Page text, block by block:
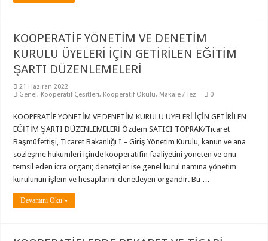
KOOPERATİF YÖNETİM VE DENETİM
KURULU ÜYELERİ İÇİN GETİRİLEN EĞİTİM
ŞARTI DÜZENLEMELERİ
21 Haziran 2022
Genel, Kooperatif Çeşitleri, Kooperatif Okulu, Makale / Tez 0
KOOPERATİF YÖNETİM VE DENETİM KURULU ÜYELERİ İÇİN GETİRİLEN
EĞİTİM ŞARTI DÜZENLEMELERİ Özdem SATICI TOPRAK/Ticaret
Başmüfettişi, Ticaret Bakanlığı I – Giriş Yönetim Kurulu, kanun ve ana
sözleşme hükümleri içinde kooperatifin faaliyetini yöneten ve onu
temsil eden icra organı; denetçiler ise genel kurul namına yönetim
kurulunun işlem ve hesaplarını denetleyen organdır. Bu …
Devamını Oku »